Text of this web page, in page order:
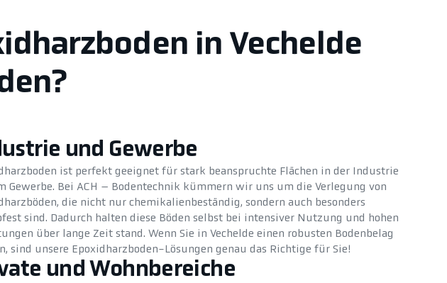
in Vechelde
und Gewerbe
ist perfekt geeignet für stark beanspruchte Flächen in der Industrie
Gewerbe. Bei ACH – Bodentechnik kümmern wir uns um die Verlegung von
die nicht nur chemikalienbeständig, sondern auch besonders
sind. Dadurch halten diese Böden selbst bei intensiver Nutzung und hohen
über lange Zeit stand. Wenn Sie in Vechelde einen robusten Bodenbelag
sind unsere Epoxidharzboden-Lösungen genau das Richtige für Sie!
und Wohnbereiche